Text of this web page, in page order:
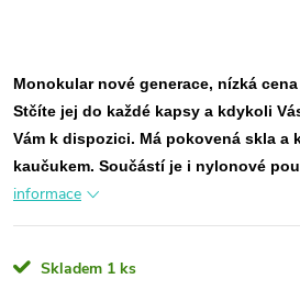
Monokular nové generace, nízká
Stčíte jej do každé kapsy a kdykoli
Vám k dispozici. Má pokovená skla a
kaučukem. Součástí je i nylonové
informace
Skladem 1 ks